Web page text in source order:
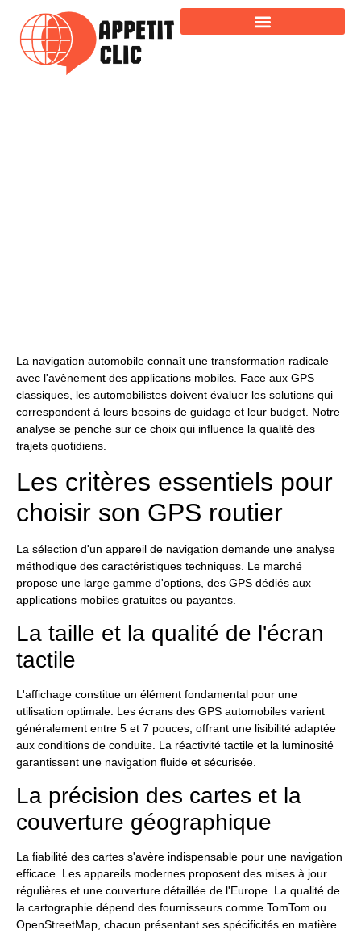
La navigation automobile connaît une transformation radicale
avec l'avènement des applications mobiles. Face aux GPS
classiques, les automobilistes doivent évaluer les solutions qui
correspondent à leurs besoins de guidage et leur budget. Notre
analyse se penche sur ce choix qui influence la qualité des
trajets quotidiens.
Les critères essentiels pour
choisir son GPS routier
La sélection d'un appareil de navigation demande une analyse
méthodique des caractéristiques techniques. Le marché
propose une large gamme d'options, des GPS dédiés aux
applications mobiles gratuites ou payantes.
La taille et la qualité de l'écran
tactile
L'affichage constitue un élément fondamental pour une
utilisation optimale. Les écrans des GPS automobiles varient
généralement entre 5 et 7 pouces, offrant une lisibilité adaptée
aux conditions de conduite. La réactivité tactile et la luminosité
garantissent une navigation fluide et sécurisée.
La précision des cartes et la
couverture géographique
La fiabilité des cartes s'avère indispensable pour une navigation
efficace. Les appareils modernes proposent des mises à jour
régulières et une couverture détaillée de l'Europe. La qualité de
la cartographie dépend des fournisseurs comme TomTom ou
OpenStreetMap, chacun présentant ses spécificités en matière